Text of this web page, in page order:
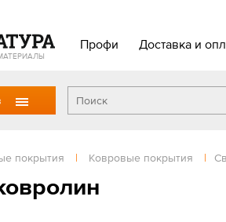
Профи Доставка и
покрытия | Ковровые покрытия |